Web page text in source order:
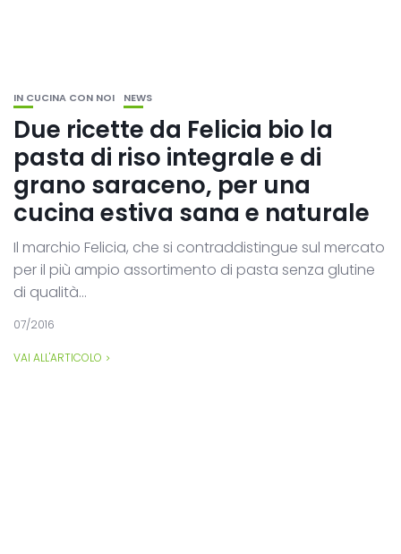
IN CUCINA CON NOI NEWS
Due ricette da Felicia bio la
pasta di riso integrale e di
grano saraceno, per una
cucina estiva sana e naturale
Il marchio Felicia, che si contraddistingue sul mercato
per il più ampio assortimento di pasta senza glutine
di qualità...
07/2016
VAI ALL'ARTICOLO